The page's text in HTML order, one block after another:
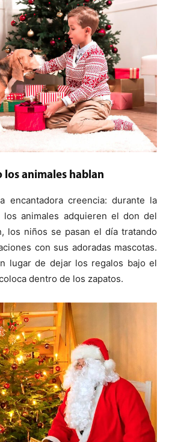
los animales hablan
encantadora creencia: durante la
los animales adquieren el don del
los niños se pasan el día tratando
con sus adoradas mascotas.
lugar de dejar los regalos bajo el
dentro de los zapatos.